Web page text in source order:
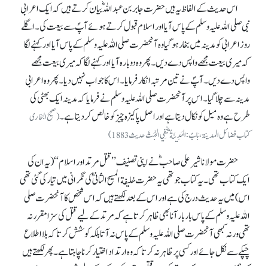
اس حدیث کے الفاظ یہ ہیں حضرت جابر بن عبداللہؓ بیان کرتے ہیں کہ ایک اعرابی
نبی صلی اللہ علیہ وسلم کے پاس آیا اور اسلام قبول کرتے ہوئے آپؐ سے بیعت کی۔ اگلے
روز اعرابی کو مدینہ میں بخار ہو گیا وہ آنحضرت صلی اللہ علیہ وسلم کے پاس آیا اور کہنے لگا
کہ میری بیعت مجھے واپس دے دیں۔ پھر وہ دوبارہ آیا اور کہنے لگا کہ میری بیعت مجھے
واپس دے دیں۔ آپؐ نے تین مرتبہ انکار فرمایا۔ اس کا جواب نہیں دیا۔ پھر وہ اعرابی
مدینہ سے چلا گیا۔ اس پر آنحضرت صلی اللہ علیہ وسلم نے فرمایا کہ مدینہ ایک بھٹی کی
طرح ہے وہ میل کو نکال دیتا ہے اور اصل پاکیزہ چیز کو خالص کر دیتا ہے۔(صحیح البخاری
کتاب فضائل المدینۃ، بَابٌ: المَدِينَةُ تَنْفِي الخَبَثَ حدیث1883)
حضرت مولانا شیر علی صاحبؓ نے اپنی تصنیف ’’قتل مرتد اور اسلام‘‘ (یہ ان کی
ایک کتاب تھی۔ یہ کتاب جو تھی یہ حضرت خلیفة المسیح الثانی ؓکی نگرانی میں تیار کی گئی تھی
اس) میں یہ حدیث درج کی ہے اور اس کے بعد لکھتے ہیں کہ اس شخص کا آنحضرت صلی
اللہ علیہ وسلم کے پاس بار بار آنا بھی ظاہر کرتا ہے کہ مرتد کے لیے قتل کی سزا مقرر نہ
تھی ورنہ کبھی آنحضرت صلی اللہ علیہ وسلم کے پاس نہ آتا بلکہ کوشش کرتا کہ بلااطلاع
چپکے سے نکل جائے اور کسی پر ظاہر نہ کرتا کہ وہ ارتداد اختیار کرنا چاہتا ہے۔ پھر لکھتے ہیں